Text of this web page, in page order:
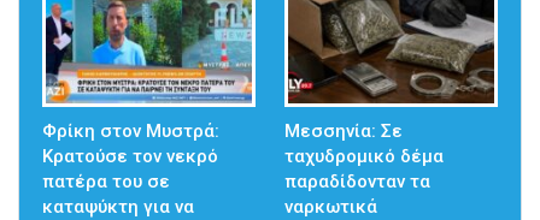
Φρίκη στον Μυστρά:
Κρατούσε τον νεκρό
πατέρα του σε
καταψύκτη για να
Μεσσηνία: Σε
ταχυδρομικό δέμα
παραδίδονταν τα
ναρκωτικά